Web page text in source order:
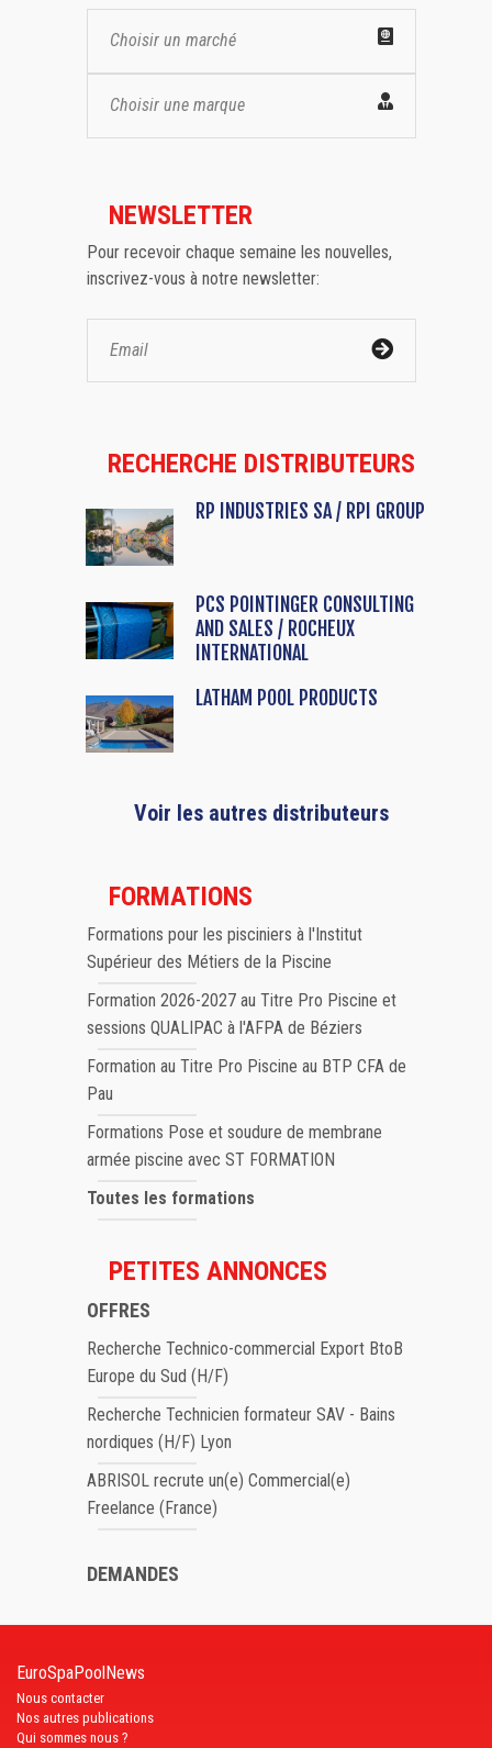
Choisir un marché
Choisir une marque
NEWSLETTER
Pour recevoir chaque semaine les nouvelles,
inscrivez-vous à notre newsletter:
RECHERCHE DISTRIBUTEURS
RP INDUSTRIES SA / RPI GROUP
PCS POINTINGER CONSULTING
AND SALES / ROCHEUX
INTERNATIONAL
LATHAM POOL PRODUCTS
Voir les autres distributeurs
FORMATIONS
Formations pour les pisciniers à l'Institut
Supérieur des Métiers de la Piscine
Formation 2026-2027 au Titre Pro Piscine et
sessions QUALIPAC à l'AFPA de Béziers
Formation au Titre Pro Piscine au BTP CFA de
Pau
Formations Pose et soudure de membrane
armée piscine avec ST FORMATION
Toutes les formations
PETITES ANNONCES
OFFRES
Recherche Technico-commercial Export BtoB
Europe du Sud (H/F)
Recherche Technicien formateur SAV - Bains
nordiques (H/F) Lyon
ABRISOL recrute un(e) Commercial(e)
Freelance (France)
DEMANDES
EuroSpaPoolNews
Nous contacter
Nos autres publications
Qui sommes nous ?